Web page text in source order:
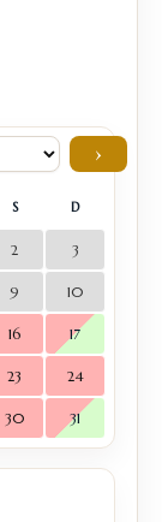
›
S D
2 3
9 10
16 17
23 24
30 31